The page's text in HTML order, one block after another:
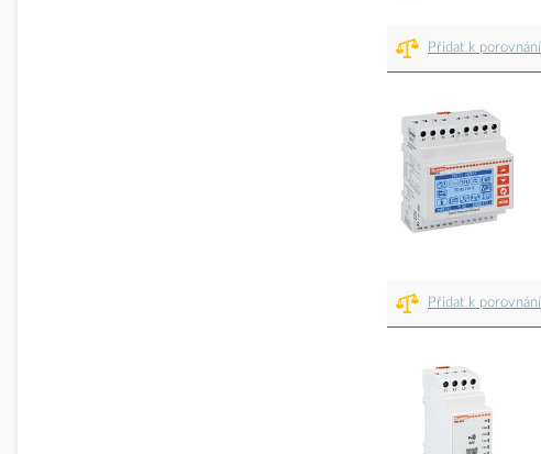
Přidat k porovnání
Přidat k porovnání